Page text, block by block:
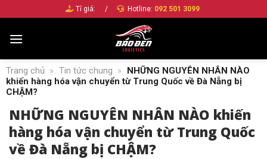
nội
Tỉ giá: / Hotline: 092 501 3099
Trang chủ » Tin tức chung »
NHỮNG NGUYÊN NHÂN NÀO
khiến hàng hóa vận chuyển từ Trung Quốc về Đà Nẵng bị
CHẬM?
NHỮNG NGUYÊN NHÂN NÀO khiến
hàng hóa vận chuyển từ Trung Quốc
về Đà Nẵng bị CHẬM?